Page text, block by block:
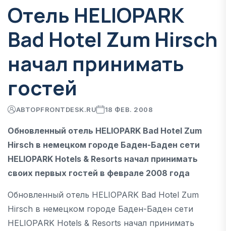
Отель HELIOPARK
Bad Hotel Zum Hirsch
начал принимать
гостей
АВТОРFRONTDESK.RU 18 ФЕВ. 2008
Обновленный отель HELIOPARK Bad Hotel Zum
Hirsch в немецком городе Баден-Баден сети
HELIOPARK Hotels & Resorts начал принимать
своих первых гостей в феврале 2008 года
Обновленный отель HELIOPARK Bad Hotel Zum
Hirsch в немецком городе Баден-Баден сети
HELIOPARK Hotels & Resorts начал принимать